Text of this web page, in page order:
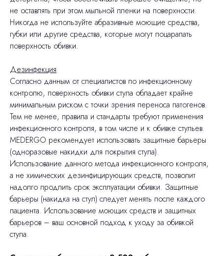
не оставлять при этом мыльной пленки на поверхности.
Никогда не используйте абразивные моющие средства,
губки или другие средства, которые могут поцарапать
поверхность обивки.
Дезинфекция
Согласно данным от специалистов по инфекционному
контролю, поверхность обивки стула обладает крайне
минимальным риском с точки зрения переноса патогенов.
Тем не менее, правила и стандарты требуют применения
инфекционного контроля, в том числе и к обивке стульев.
MEDERGO рекомендует использовать защитные барьеры
(одноразовые накидки для покрытия стула).
Использование данного метода инфекционного контроля,
а не химических дезинфицирующих средств, позволит
надолго продлить срок эксплуатации обивки. Защитные
барьеры (накидка на стул) следует менять после каждого
пациента. Использование моющих средств и защитных
барьеров – ваш основной подход к уходу за обивкой
стула.